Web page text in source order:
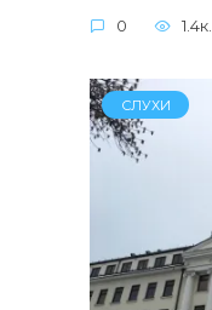
0 1.4к.
СЛУХИ